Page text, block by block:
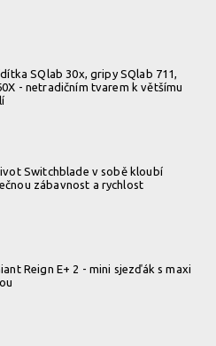
SQlab 30x, gripy SQlab 711,
- netradičním tvarem k většímu
Switchblade v sobě kloubí
zábavnost a rychlost
Reign E+ 2 - mini sjezďák s maxi